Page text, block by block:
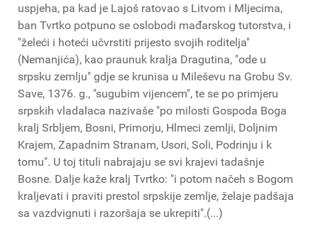
uspjeha, pa kad je Lajoš ratovao s Litvom i Mljecima,
ban Tvrtko potpuno se oslobodi mađarskog tutorstva, i
"želeći i hoteći učvrstiti prijesto svojih roditelja"
(Nemanjića), kao praunuk kralja Dragutina, "ode u
srpsku zemlju" gdje se krunisa u Mileševu na Grobu Sv.
Save, 1376. g., "sugubim vijencem", te se po primjeru
srpskih vladalaca nazivaše "po milosti Gospoda Boga
kralj Srbljem, Bosni, Primorju, Hlmeci zemlji, Doljnim
Krajem, Zapadnim Stranam, Usori, Soli, Podrinju i k
tomu". U toj tituli nabrajaju se svi krajevi tadašnje
Bosne. Dalje kaže kralj Tvrtko: "i potom načeh s Bogom
kraljevati i praviti prestol srpskije zemlje, želaje padšaja
sa vazdvignuti i razoršaja se ukrepiti".(...)